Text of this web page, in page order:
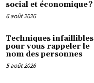
social et économique ?
6 août 2026
Techniques infaillibles
pour vous rappeler le
nom des personnes
5 août 2026